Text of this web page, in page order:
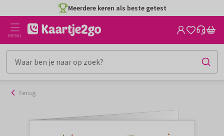
naar
inhoud
Meerdere keren als beste getest
MENU
Terug